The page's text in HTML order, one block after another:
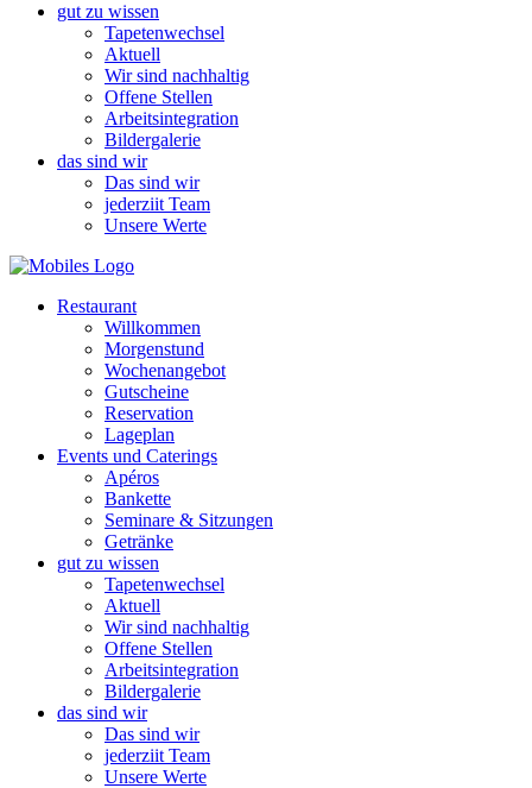
gut zu wissen
Tapetenwechsel
Aktuell
Wir sind nachhaltig
Offene Stellen
Arbeitsintegration
Bildergalerie
das sind wir
Das sind wir
jederziit Team
Unsere Werte
Restaurant
Willkommen
Morgenstund
Wochenangebot
Gutscheine
Reservation
Lageplan
Events und Caterings
Apéros
Bankette
Seminare & Sitzungen
Getränke
gut zu wissen
Tapetenwechsel
Aktuell
Wir sind nachhaltig
Offene Stellen
Arbeitsintegration
Bildergalerie
das sind wir
Das sind wir
jederziit Team
Unsere Werte